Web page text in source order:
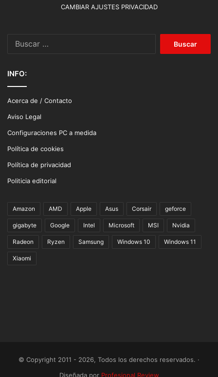
CAMBIAR AJUSTES PRIVACIDAD
INFO:
Acerca de / Contacto
Aviso Legal
Configuraciones PC a medida
Política de cookies
Política de privacidad
Politicia editorial
Amazon AMD Apple Asus Corsair geforce
gigabyte Google Intel Microsoft MSI Nvidia
Radeon Ryzen Samsung Windows 10 Windows 11
Xiaomi
© Copyright 2011 - 2026, Todos los derechos reservados. ·
Diseñada por Profesional Review